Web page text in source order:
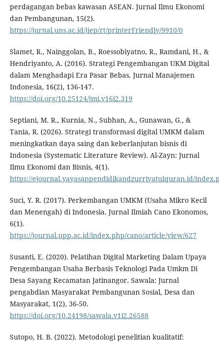
perdagangan bebas kawasan ASEAN. Jurnal Ilmu Ekonomi
dan Pembangunan, 15(2).
https://jurnal.uns.ac.id/jiep/rt/printerFriendly/9910/0
Slamet, R., Nainggolan, B., Roessobiyatno, R., Ramdani, H., &
Hendriyanto, A. (2016). Strategi Pengembangan UKM Digital
dalam Menghadapi Era Pasar Bebas. Jurnal Manajemen
Indonesia, 16(2), 136-147.
https://doi.org/10.25124/jmi.v16i2.319
Septiani, M. R., Kurnia, N., Subhan, A., Gunawan, G., &
Tania, R. (2026). Strategi transformasi digital UMKM dalam
meningkatkan daya saing dan keberlanjutan bisnis di
Indonesia (Systematic Literature Review). Al-Zayn: Jurnal
Ilmu Ekonomi dan Bisnis, 4(1).
https://ejournal.yayasanpendidikandzurriyatulquran.id/
Suci, Y. R. (2017). Perkembangan UMKM (Usaha Mikro Kecil
dan Menengah) di Indonesia. Jurnal Ilmiah Cano Ekonomos,
6(1).
https://journal.upp.ac.id/index.php/cano/article/view/627
Susanti, E. (2020). Pelatihan Digital Marketing Dalam Upaya
Pengembangan Usaha Berbasis Teknologi Pada Umkm Di
Desa Sayang Kecamatan Jatinangor. Sawala: Jurnal
pengabdian Masyarakat Pembangunan Sosial, Desa dan
Masyarakat, 1(2), 36-50.
https://doi.org/10.24198/sawala.v1i2.26588
Sutopo, H. B. (2022). Metodologi penelitian kualitatif: